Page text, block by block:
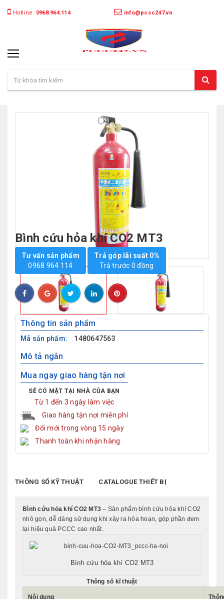
Hotline: 0968.964.114 info@pccc247.vn
Bình cứu hỏa khí CO2 MT3
Tư vấn sản phẩm
0968 964 114
Trả góp lãi suất 0%
Trả trước 0 đồng
Thông tin sản phẩm
Mã sản phẩm: 1480647563
Mô tả ngắn
Mua ngay giao hàng tận nơi
SẼ CÓ MẶT TẠI NHÀ CỦA BẠN
Từ 1 đến 3 ngày làm việc
Giao hàng tận nơi miễn phí
Đổi mới trong vòng 15 ngày
Thanh toán khi nhận hàng
THÔNG SỐ KỸ THUẬT CATALOGUE THIẾT BỊ
Bình cứu hỏa khí CO2 MT3– Sản phẩm bình cứu hỏa khí CO2
nhỏ gọn, dễ dàng sử dụng khi xảy ra hỏa hoạn, góp phần đem
lại hiệu quả PCCC cao nhất.
Bình cứu hỏakhí CO2 MT3
Thông số kĩ thuật
Nội dung